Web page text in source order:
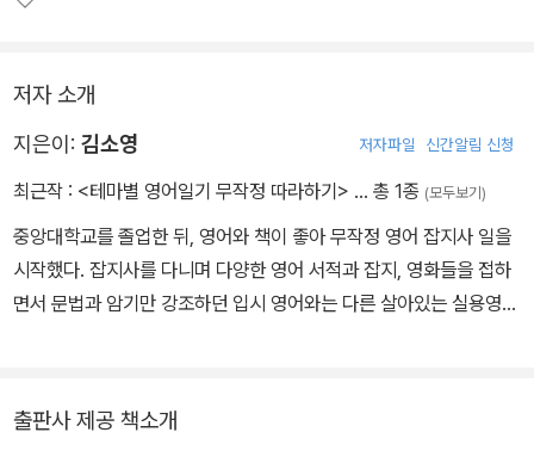
장을 자유자재로 구사할 수 있게 된다. 영어일기를 쓰는 데 꼭 필요한
실용 패턴만 추려 어떤 이야기든 쓸 수 있도록 했다.
저자 소개
지은이: 김소영 저자파일 신간알림 신청
최근작 : <테마별 영어일기 무작정 따라하기> … 총 1종 (모두보기)
중앙대학교를 졸업한 뒤, 영어와 책이 좋아 무작정 영어 잡지사 일을
시작했다. 잡지사를 다니며 다양한 영어 서적과 잡지, 영화들을 접하
면서 문법과 암기만 강조하던 입시 영어와는 다른 살아있는 실용영어
문법서, 회화, 스크린 잉글리시 등 다양한 영어책을 기획하고 집필에
출판사 제공 책소개